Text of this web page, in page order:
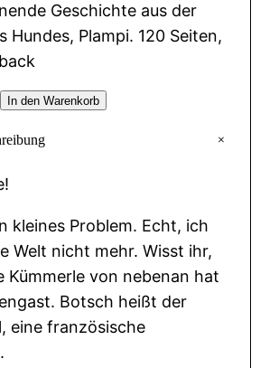
Geschichte aus der
Hundes, Plampi. 120 Seiten,
In den Warenkorb
+
kleines Problem. Echt, ich
Welt nicht mehr. Wisst ihr,
Kümmerle von nebenan hat
Botsch heißt der
eine französische